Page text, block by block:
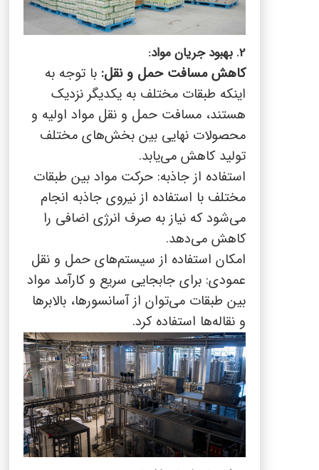
2. بهبود جریان مواد:
کاهش مسافت حمل و نقل: با توجه به
اینکه طبقات مختلف به یکدیگر نزدیک
هستند، مسافت حمل و نقل مواد اولیه و
محصولات نهایی بین بخش‌های مختلف
تولید کاهش می‌یابد.
استفاده از جاذبه: حرکت مواد بین طبقات
مختلف با استفاده از نیروی جاذبه انجام
می‌شود که نیاز به صرف انرژی اضافی را
کاهش می‌دهد.
امکان استفاده از سیستم‌های حمل و نقل
عمودی: برای جابجایی سریع و کارآمد مواد
بین طبقات می‌توان از آسانسورها، بالابرها
و نقاله‌ها استفاده کرد.